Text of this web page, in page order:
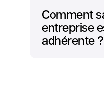
Comment
entreprise
adhérente ?